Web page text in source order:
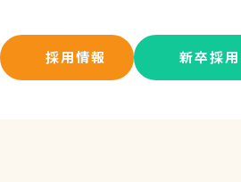
採用情報 新卒採用